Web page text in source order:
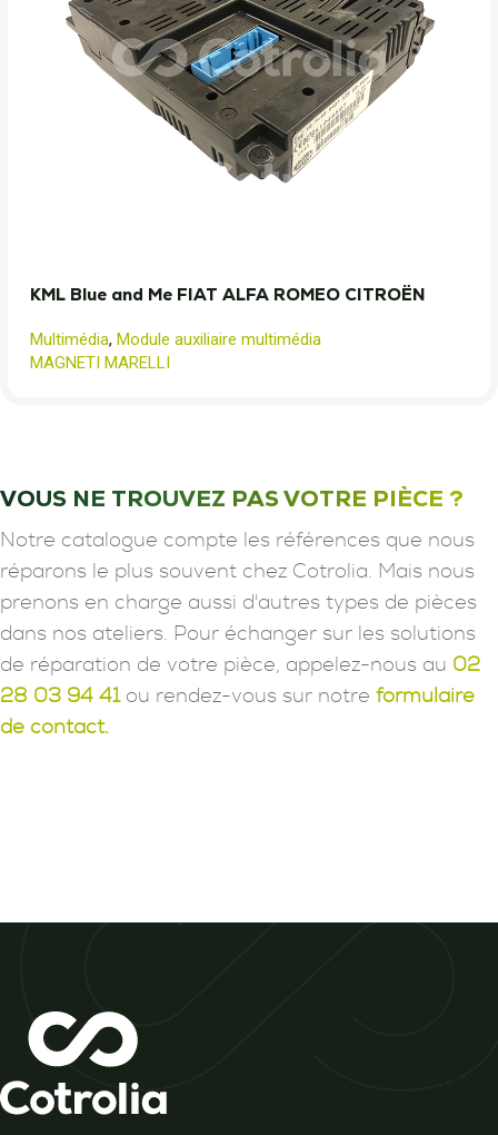
KML Blue and Me FIAT ALFA ROMEO CITROËN
Multimédia, Module auxiliaire multimédia
MAGNETI MARELLI
VOUS NE TROUVEZ PAS VOTRE PIÈCE ?
Notre catalogue compte les références que nous
réparons le plus souvent chez Cotrolia. Mais nous
prenons en charge aussi d'autres types de pièces
dans nos ateliers. Pour échanger sur les solutions
de réparation de votre pièce, appelez-nous au 02
28 03 94 41ou rendez-vous sur notre formulaire
de contact.